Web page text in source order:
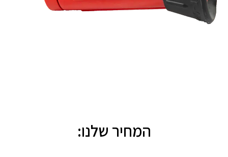
המחיר שלנו: